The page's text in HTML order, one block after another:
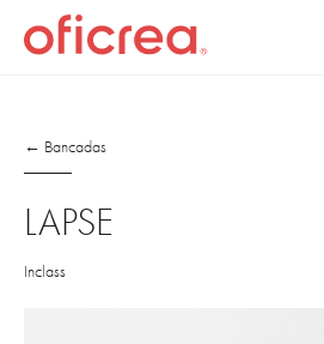
← Bancadas
LAPSE
Inclass